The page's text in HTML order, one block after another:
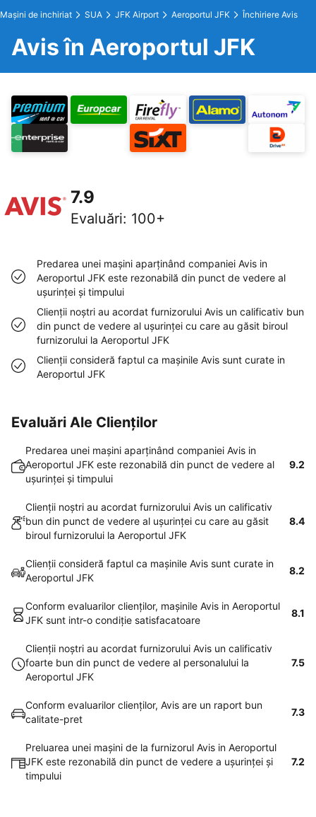
Maşini de inchiriat SUA JFK Airport Aeroportul JFK Închiriere Avis
Avis în Aeroportul JFK
7.9
Evaluări: 100+
Predarea unei maşini aparţinând companiei Avis in
Aeroportul JFK este rezonabilă din punct de vedere al
uşurinţei şi timpului
Clienţii noştri au acordat furnizorului Avis un calificativ bun
din punct de vedere al uşurinţei cu care au găsit biroul
furnizorului la Aeroportul JFK
Clienţii consideră faptul ca maşinile Avis sunt curate in
Aeroportul JFK
Evaluări Ale Clienților
Predarea unei maşini aparţinând companiei Avis in
Aeroportul JFK este rezonabilă din punct de vedere al
uşurinţei şi timpului
9.2
Clienţii noştri au acordat furnizorului Avis un calificativ
bun din punct de vedere al uşurinţei cu care au găsit
biroul furnizorului la Aeroportul JFK
8.4
Clienţii consideră faptul ca maşinile Avis sunt curate in
Aeroportul JFK
8.2
Conform evaluarilor clienţilor, maşinile Avis in Aeroportul
JFK sunt intr-o condiţie satisfacatoare
8.1
Clienţii noştri au acordat furnizorului Avis un calificativ
foarte bun din punct de vedere al personalului la
Aeroportul JFK
7.5
Conform evaluarilor clienţilor, Avis are un raport bun
calitate-pret
7.3
Preluarea unei maşini de la furnizorul Avis in Aeroportul
JFK este rezonabilă din punct de vedere a uşurinţei şi
timpului
7.2